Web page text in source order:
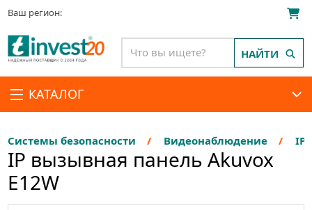
Ваш регион:
КАТАЛОГ
НАЙТИ
Системы безопасности Видеонаблюдение
IP вызывная панель Akuvox
E12W